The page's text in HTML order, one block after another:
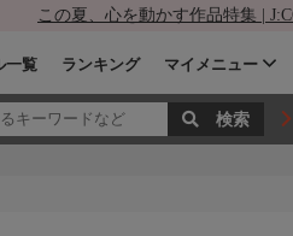
この夏、心を動かす作品特集 |
一覧 ランキング マイメニュー